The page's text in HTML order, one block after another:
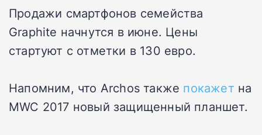
Продажи смартфонов семейства
Graphite начнутся в июне. Цены
стартуют с отметки в 130 евро.
Напомним, что Archos также покажет на
MWC 2017 новый защищенный планшет.